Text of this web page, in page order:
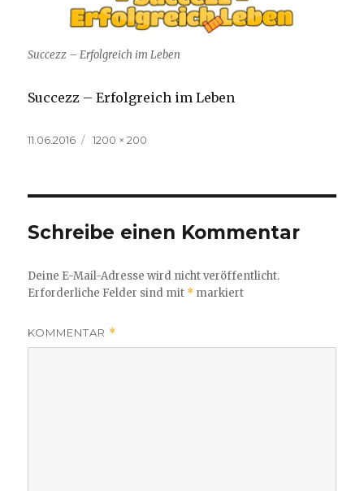
Succezz – Erfolgreich im Leben
Succezz – Erfolgreich im Leben
Veröffentlicht
11.06.2016
Volle
1200 × 200
Schreibe einen Kommentar
Deine E-Mail-Adresse wird nicht veröffentlicht.
Erforderliche Felder sind mit * markiert
KOMMENTAR *